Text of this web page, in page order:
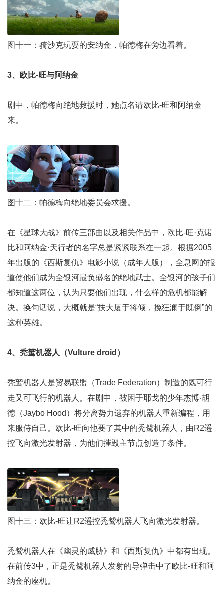
图十一：骑沙克玩耍的安纳金，帕德梅在旁边看着。
3、欧比-旺与阿纳金
剧中，帕德梅向绝地救援时，她点名请欧比-旺和阿纳金
来。
图十二：帕德梅向绝地委员会求援。
在《星球大战》前传三部曲以及相关作品中，欧比-旺·克诺
比和阿纳金·天行者的名字总是紧紧联系在一起。根据2005
年出版的《西斯复仇》电影小说（成年人版），全息网的报
道使他们成为全银河最负盛名的绝地武士。全银河的孩子们
都知道这两位，认为只要他们出现，什么样的危机都能解
决。换句话说，大概就是“扶大厦于将倾，挽狂澜于既倒”的
这种英雄。
4、秃鹫机器人（Vulture droid）
秃鹫机器人是贸易联盟（Trade Federation）制造的既可行
走又可飞行的机器人。在剧中，被困于耶戈的少年杰博·胡
德（Jaybo Hood）将分离势力遗弃的机器人重新编程，用
来服侍自己。欧比-旺向他要了其中的秃鹫机器人，由R2遥
控飞向激光发射器，为他们摧毁主节点创造了条件。
图十三：欧比-旺让R2遥控秃鹫机器人飞向激光发射器。
秃鹫机器人在《幽灵的威胁》和《西斯复仇》中都有出现。
在前传3中，正是秃鹫机器人发射的导弹击中了欧比-旺和阿
纳金的座机。